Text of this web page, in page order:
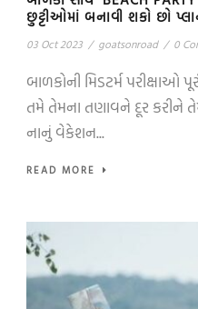
છુટ્ટીઓમાં બનાવી શકો છો
03 Oct 2023 / goatsonroad / 0
બાળકોની મિડટર્મ પરીક્ષાઓ
તમે તેમના તણાવને દૂર કરીને
નાનું વેકેશન...
READ MORE